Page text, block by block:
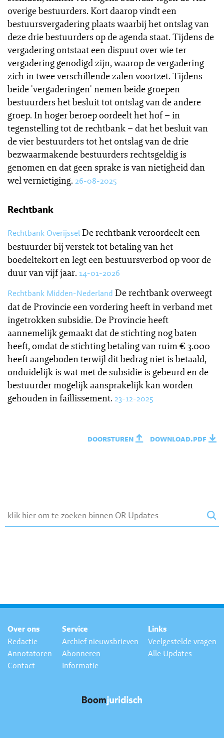
overige bestuurders. Kort daarop vindt een
bestuursvergadering plaats waarbij het ontslag van
deze drie bestuurders op de agenda staat. Tijdens de
vergadering ontstaat een dispuut over wie ter
vergadering genodigd zijn, waarop de vergadering
zich in twee verschillende zalen voortzet. Tijdens
beide 'vergaderingen' nemen beide groepen
bestuurders het besluit tot ontslag van de andere
groep. In hoger beroep oordeelt het hof – in
tegenstelling tot de rechtbank – dat het besluit van
de vier bestuurders tot het ontslag van de drie
bezwaarmakende bestuurders rechtsgeldig is
genomen en dat geen sprake is van nietigheid dan
wel vernietiging. 26-08-2025
Rechtbank
Rechtbank OverijsselDe rechtbank veroordeelt een
bestuurder bij verstek tot betaling van het
boedeltekort en legt een bestuursverbod op voor de
duur van vijf jaar. 14-01-2026
Rechtbank Midden-Nederland De rechtbank overweegt
dat de Provincie een vordering heeft in verband met
ingetrokken subsidie. De Provincie heeft
aannemelijk gemaakt dat de stichting nog baten
heeft, omdat de stichting betaling van ruim € 3.000
heeft aangeboden terwijl dit bedrag niet is betaald,
onduidelijk is wat met de subsidie is gebeurd en de
bestuurder mogelijk aansprakelijk kan worden
gehouden in faillissement. 23-12-2025
doorsturen download.pdf
Over ons
Redactie
Annotatoren
Contact
Service
Archief nieuwsbrieven
Abonneren
Informatie
Links
Veelgestelde vragen
Alle Updates